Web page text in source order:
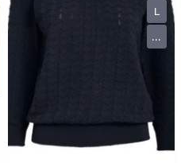
L
...